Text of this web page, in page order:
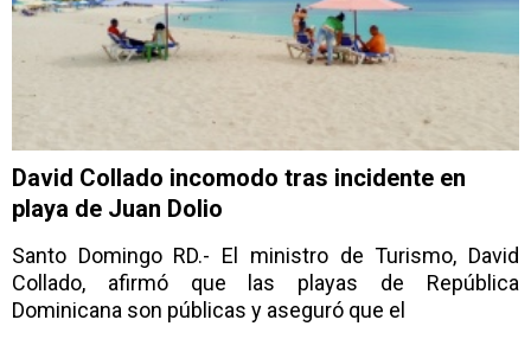
David Collado incomodo tras incidente en
playa de Juan Dolio
Santo Domingo RD.- El ministro de Turismo, David
Collado, afirmó que las playas de República
Dominicana son públicas y aseguró que el